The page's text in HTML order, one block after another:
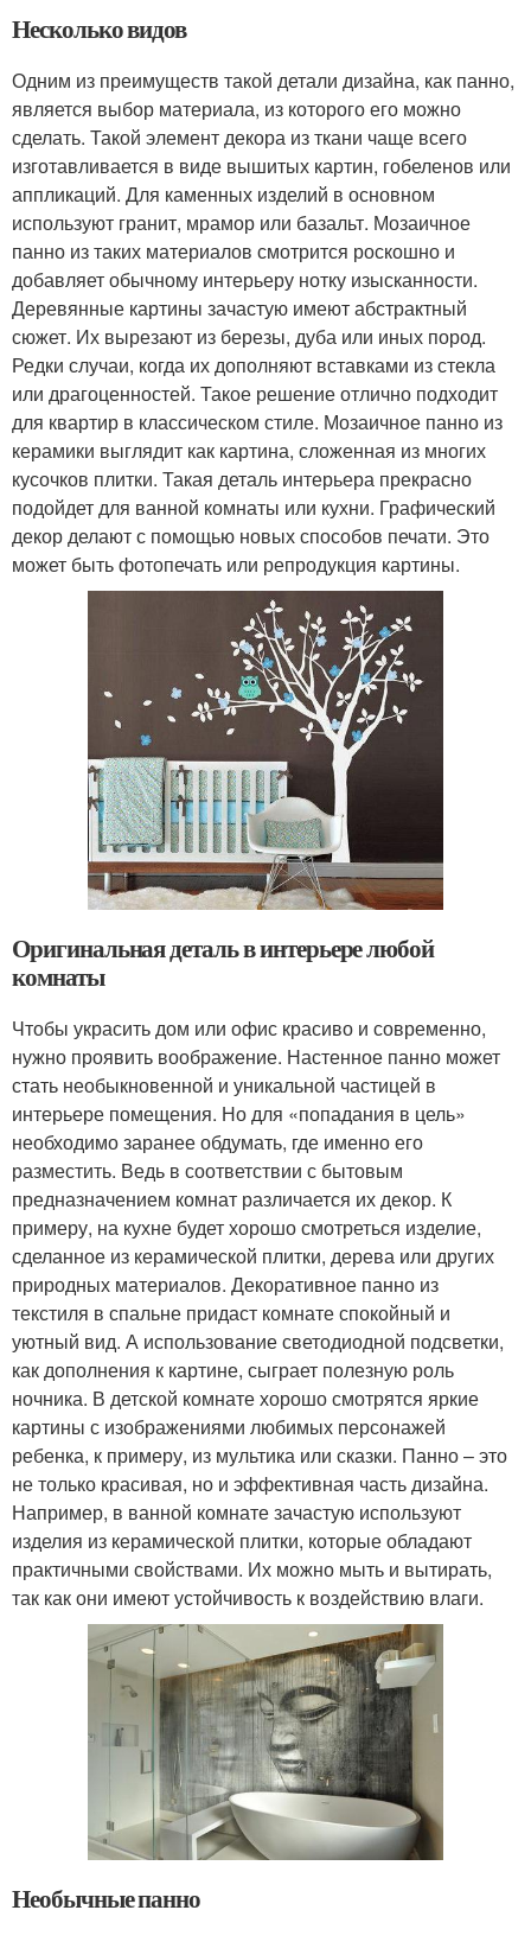
Несколько видов
Одним из преимуществ такой детали дизайна, как панно,
является выбор материала, из которого его можно
сделать. Такой элемент декора из ткани чаще всего
изготавливается в виде вышитых картин, гобеленов или
аппликаций. Для каменных изделий в основном
используют гранит, мрамор или базальт. Мозаичное
панно из таких материалов смотрится роскошно и
добавляет обычному интерьеру нотку изысканности.
Деревянные картины зачастую имеют абстрактный
сюжет. Их вырезают из березы, дуба или иных пород.
Редки случаи, когда их дополняют вставками из стекла
или драгоценностей. Такое решение отлично подходит
для квартир в классическом стиле. Мозаичное панно из
керамики выглядит как картина, сложенная из многих
кусочков плитки. Такая деталь интерьера прекрасно
подойдет для ванной комнаты или кухни. Графический
декор делают с помощью новых способов печати. Это
может быть фотопечать или репродукция картины.
Оригинальная деталь в интерьере любой
комнаты
Чтобы украсить дом или офис красиво и современно,
нужно проявить воображение. Настенное панно может
стать необыкновенной и уникальной частицей в
интерьере помещения. Но для «попадания в цель»
необходимо заранее обдумать, где именно его
разместить. Ведь в соответствии с бытовым
предназначением комнат различается их декор. К
примеру, на кухне будет хорошо смотреться изделие,
сделанное из керамической плитки, дерева или других
природных материалов. Декоративное панно из
текстиля в спальне придаст комнате спокойный и
уютный вид. А использование светодиодной подсветки,
как дополнения к картине, сыграет полезную роль
ночника. В детской комнате хорошо смотрятся яркие
картины с изображениями любимых персонажей
ребенка, к примеру, из мультика или сказки. Панно – это
не только красивая, но и эффективная часть дизайна.
Например, в ванной комнате зачастую используют
изделия из керамической плитки, которые обладают
практичными свойствами. Их можно мыть и вытирать,
так как они имеют устойчивость к воздействию влаги.
Необычные панно